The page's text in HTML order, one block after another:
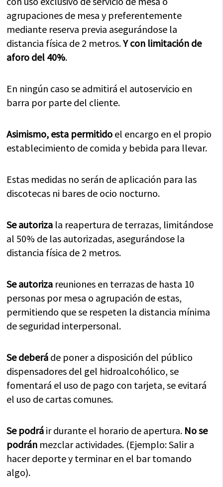
agrupaciones de mesa y preferentemente
mediante reserva previa asegurándose la
distancia física de 2 metros.Y con limitación de
aforo del 40%.
En ningún caso se admitirá el autoservicio en
barra por parte del cliente.
Asimismo, esta permitido el encargo en el propio
establecimiento de comida y bebida para llevar.
Estas medidas no serán de aplicación para las
discotecas ni bares de ocio nocturno.
Se autoriza la reapertura de terrazas, limitándose
al 50% de las autorizadas, asegurándose la
distancia física de 2 metros.
Se autoriza reuniones en terrazas de hasta 10
personas por mesa o agrupación de estas,
permitiendo que se respeten la distancia mínima
de seguridad interpersonal.
Se deberá de poner a disposición del público
dispensadores del gel hidroalcohólico, se
fomentará el uso de pago con tarjeta, se evitará
el uso de cartas comunes.
Se podrá ir durante el horario de apertura. No se
podrán mezclar actividades. (Ejemplo: Salir a
hacer deporte y terminar en el bar tomando
algo).